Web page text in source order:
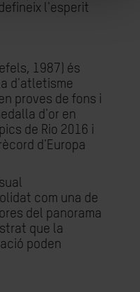
l'esperit
1987) és
d'atletisme
proves de fons i
d'or en
de Rio 2016 i
d'Europa
com una de
del panorama
que la
poden